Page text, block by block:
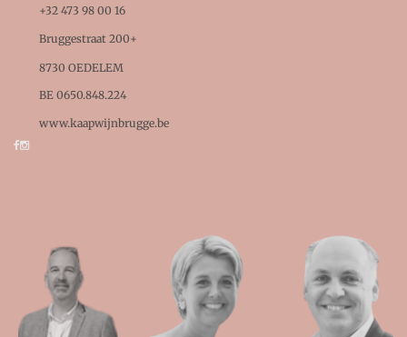
+32 473 98 00 16
Bruggestraat 200+
8730 OEDELEM
BE 0650.848.224
www.kaapwijnbrugge.be